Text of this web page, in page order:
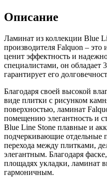
Описание
Ламинат из коллекции Blue
производителя Falquon – это
ценит эффектность и
специалистами, он обладает
гарантирует его
Благодаря своей высокой
виде плитки с рисунком
поверхностью, ламинат
помещению элегантность и
Blue Line Stone плавные и
подчеркивающие отдельные
перехода между плитками,
элегантным. Благодаря
площадях укладки, ламинат
гармоничным.